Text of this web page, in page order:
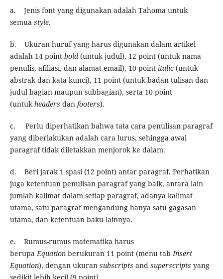
a. Jenis font yang digunakan adalah Tahoma untuk
semua style.
b. Ukuran huruf yang harus digunakan dalam artikel
adalah 14 point bold(untuk judul), 12 point (untuk nama
penulis, afiliasi, dan alamat email), 10 point italic (untuk
abstrak dan kata kunci), 11 point (untuk badan tulisan dan
judul bagian maupun subbagian), serta 10 point
(untukheaders dan footers).
c. Perlu diperhatikan bahwa tata cara penulisan paragraf
yang diberlakukan adalah cara lurus, sehingga awal
paragraf tidak diletakkan menjorok ke dalam.
d. Beri jarak 1 spasi (12 point) antar paragraf. Perhatikan
juga ketentuan penulisan paragraf yang baik, antara lain
jumlah kalimat dalam setiap paragraf, adanya kalimat
utama, satu paragraf mengandung hanya satu gagasan
utama, dan ketentuan baku lainnya.
e. Rumus-rumus matematika harus
berupaEquationberukuran 11 point (menu tabInsert
Equation), dengan ukuran subscripts and superscripts yang